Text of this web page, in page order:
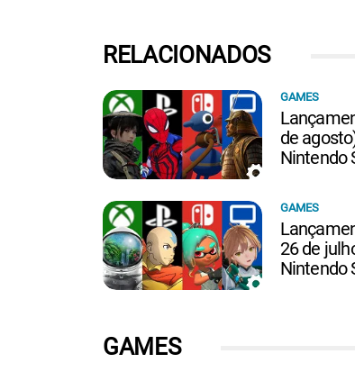
GAMES
RELACIONADOS
GAMES
de
Nintendo
GAMES
26 de
Nintendo